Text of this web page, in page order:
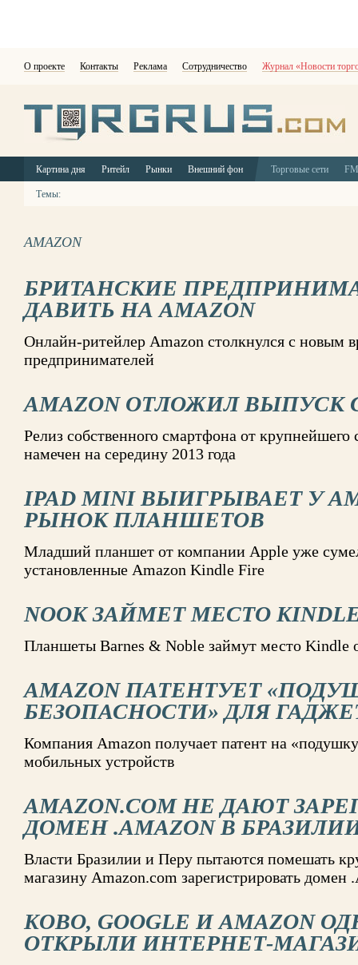
О проекте Контакты Реклама Сотрудничество Журнал «Новости
Картина дня Ритейл Рынки Внешний фон Торговые сети
Темы:
AMAZON
БРИТАНСКИЕ
ДАВИТЬ НА AMAZON
Онлайн-ритейлер Amazon столкнулся с новым
предпринимателей
AMAZON ОТЛОЖИЛ
Релиз собственного смартфона от крупнейшего
намечен на середину 2013 года
IPAD MINI ВЫИГРЫВАЕТ У
РЫНОК ПЛАНШЕТОВ
Младший планшет от компании Apple уже
установленные Amazon Kindle Fire
NOOK ЗАЙМЕТ МЕСТО
Планшеты Barnes & Noble займут место Kindle
AMAZON ПАТЕНТУЕТ
БЕЗОПАСНОСТИ» ДЛЯ
Компания Amazon получает патент на
мобильных устройств
AMAZON.COM НЕ ДАЮТ
ДОМЕН .AMAZON В
Власти Бразилии и Перу пытаются помешать
магазину Amazon.com зарегистрировать
KOBO, GOOGLE И AMAZON
ОТКРЫЛИ ИНТЕРНЕТ-